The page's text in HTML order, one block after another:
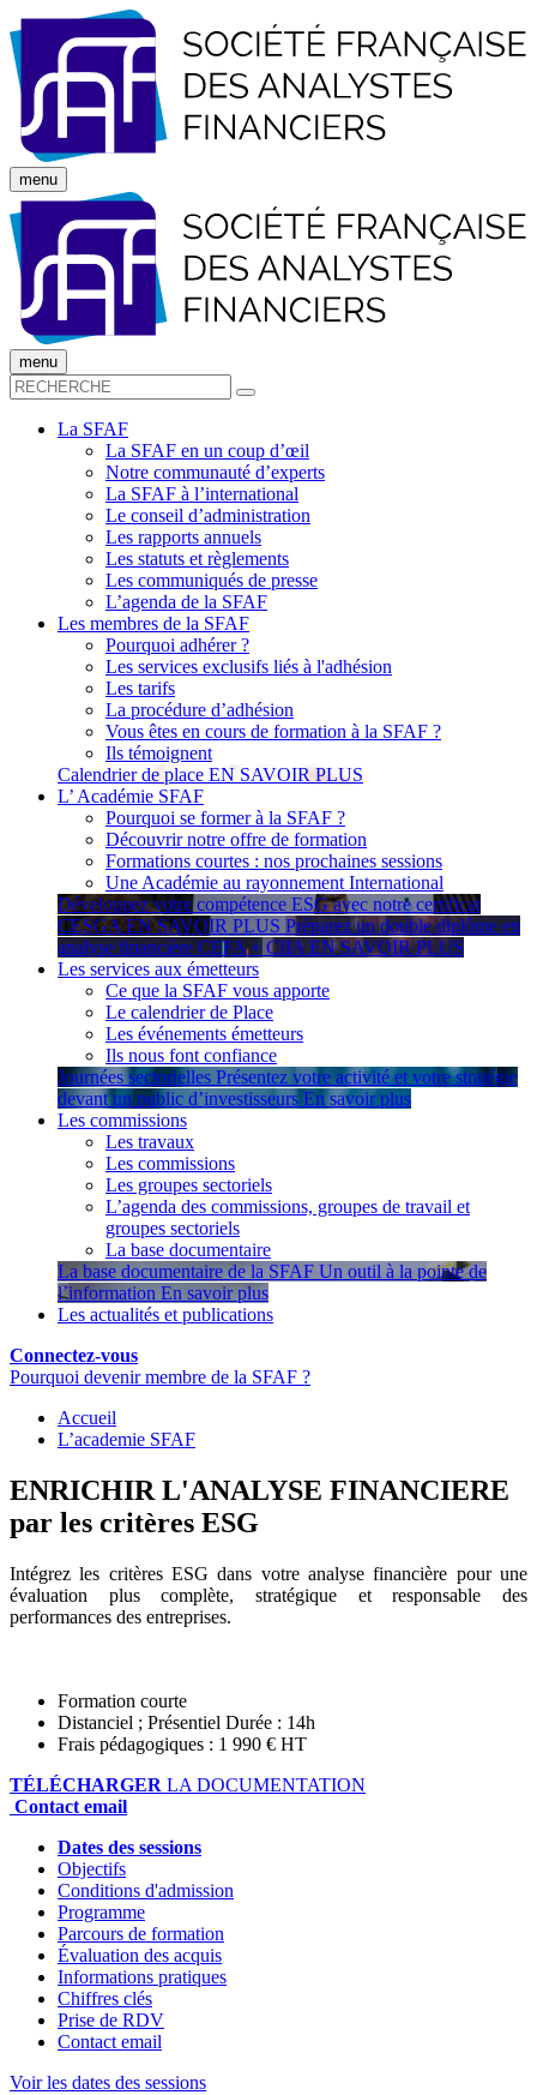
menu
menu
La SFAF
La SFAF en un coup d’œil
Notre communauté d’experts
La SFAF à l’international
Le conseil d’administration
Les rapports annuels
Les statuts et règlements
Les communiqués de presse
L’agenda de la SFAF
Les membres de la SFAF
Pourquoi adhérer ?
Les services exclusifs liés à l'adhésion
Les tarifs
La procédure d’adhésion
Vous êtes en cours de formation à la SFAF ?
Ils témoignent
Calendrier de place EN SAVOIR PLUS
L’ Académie SFAF
Pourquoi se former à la SFAF ?
Découvrir notre offre de formation
Formations courtes : nos prochaines sessions
Une Académie au rayonnement International
Développez votre compétence ESG avec notre certificat
CESGA EN SAVOIR PLUS Préparez un double diplôme en
analyse financière CEFA + CIIA EN SAVOIR PLUS
Les services aux émetteurs
Ce que la SFAF vous apporte
Le calendrier de Place
Les événements émetteurs
Ils nous font confiance
Journées sectorielles Présentez votre activité et votre stratégie
devant un public d’investisseurs En savoir plus
Les commissions
Les travaux
Les commissions
Les groupes sectoriels
L’agenda des commissions, groupes de travail et
groupes sectoriels
La base documentaire
La base documentaire de la SFAF Un outil à la pointe de
l’information En savoir plus
Les actualités et publications
Connectez-vous
Pourquoi devenir membre de la SFAF ?
Accueil
L’academie SFAF
ENRICHIR L'ANALYSE FINANCIERE
par les critères ESG
Intégrez les critères ESG dans votre analyse financière pour une
évaluation plus complète, stratégique et responsable des
performances des entreprises.
Formation courte
Distanciel ; Présentiel Durée : 14h
Frais pédagogiques : 1 990 € HT
TÉLÉCHARGER LA DOCUMENTATION
Contact email
Dates des sessions
Objectifs
Conditions d'admission
Programme
Parcours de formation
Évaluation des acquis
Informations pratiques
Chiffres clés
Prise de RDV
Contact email
Voir les dates des sessions